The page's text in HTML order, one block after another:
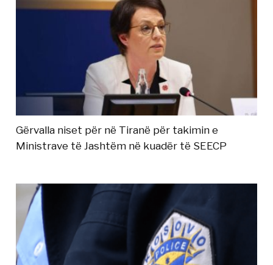
Gërvalla niset për në Tiranë për takimin e
Ministrave të Jashtëm në kuadër të SEECP